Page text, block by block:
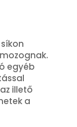
egyéb
illető
a